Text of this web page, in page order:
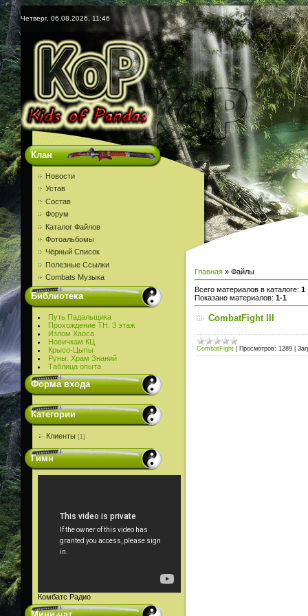
Четверг, 06.08.2026, 11:46
Клан
Новости
Устав
Состав
Форум
Каталог Файлов
Фотоальбомы
Чёрный Список
Полезные Ссылки
Combats Музыка
Библиотека
Путь Падальщика
Прохождение ТН. 3 этаж
Излом Хаоса
Новичкам КЦ
Крысо-Цыпы
Руны. Храм Знаний
Таблица опыта
Форма входа
Категории
Клиенты [1]
Гимн
Комбатс Радио
Главная » Файлы
Всего материалов в каталоге: 1
Показано материалов: 1-1
CombatFight III
CombatFight Просмотров: 1289